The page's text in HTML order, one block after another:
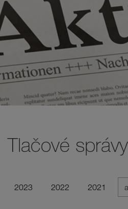
Tlačové správy
2023 2022 2021